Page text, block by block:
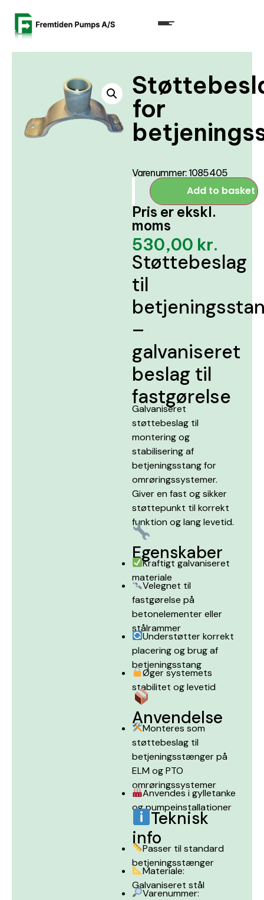
for
Varenummer: 1085405
Pris er ekskl.
moms
530,00 kr.
Støttebeslag
til
–
galvaniseret
beslag til
fastgørelse
Galvaniseret
støttebeslag til
montering og
stabilisering af
betjeningsstang for
omrøringssystemer.
Giver en fast og sikker
støttepunkt til korrekt
funktion og lang levetid.
Egenskaber
Kraftigt galvaniseret
materiale
Velegnet til
fastgørelse på
betonelementer eller
stålrammer
Understøtter korrekt
placering og brug af
betjeningsstang
Øger systemets
stabilitet og levetid
Anvendelse
Monteres som
støttebeslag til
betjeningsstænger på
ELM og PTO
omrøringssystemer
Anvendes i gylletanke
og pumpeinstallationer
Teknisk
info
Passer til standard
betjeningsstænger
Materiale:
Galvaniseret stål
Varenummer:
Add to basket